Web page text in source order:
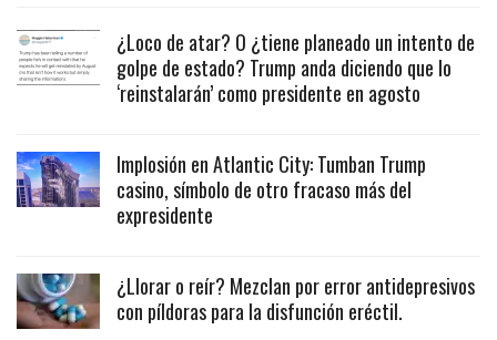
¿Loco de atar? O ¿tiene planeado un intento de
golpe de estado? Trump anda diciendo que lo
‘reinstalarán’ como presidente en agosto
Implosión en Atlantic City: Tumban Trump
casino, símbolo de otro fracaso más del
expresidente
¿Llorar o reír? Mezclan por error antidepresivos
con píldoras para la disfunción eréctil.